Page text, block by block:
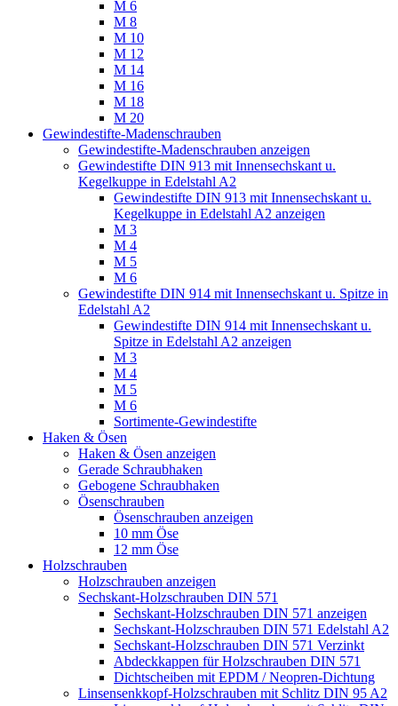
M 6
M 8
M 10
M 12
M 14
M 16
M 18
M 20
Gewindestifte-Madenschrauben
Gewindestifte-Madenschrauben anzeigen
Gewindestifte DIN 913 mit Innensechskant u.
Kegelkuppe in Edelstahl A2
Gewindestifte DIN 913 mit Innensechskant u.
Kegelkuppe in Edelstahl A2 anzeigen
M 3
M 4
M 5
M 6
Gewindestifte DIN 914 mit Innensechskant u. Spitze in
Edelstahl A2
Gewindestifte DIN 914 mit Innensechskant u.
Spitze in Edelstahl A2 anzeigen
M 3
M 4
M 5
M 6
Sortimente-Gewindestifte
Haken & Ösen
Haken & Ösen anzeigen
Gerade Schraubhaken
Gebogene Schraubhaken
Ösenschrauben
Ösenschrauben anzeigen
10 mm Öse
12 mm Öse
Holzschrauben
Holzschrauben anzeigen
Sechskant-Holzschrauben DIN 571
Sechskant-Holzschrauben DIN 571 anzeigen
Sechskant-Holzschrauben DIN 571 Edelstahl A2
Sechskant-Holzschrauben DIN 571 Verzinkt
Abdeckkappen für Holzschrauben DIN 571
Dichtscheiben mit EPDM / Neopren-Dichtung
Linsensenkkopf-Holzschrauben mit Schlitz DIN 95 A2